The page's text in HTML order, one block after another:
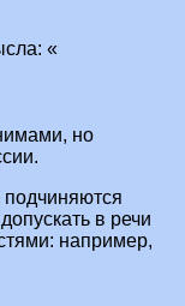
«
но
в речи
например,